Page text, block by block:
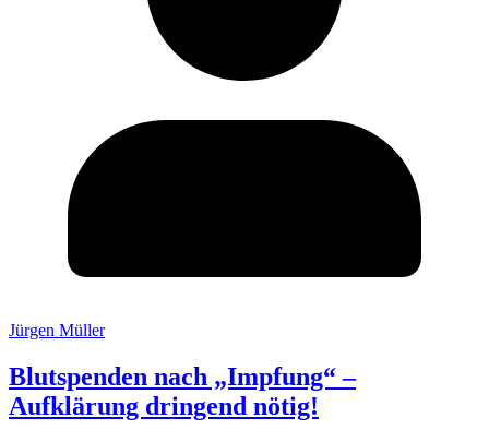
Jürgen Müller
Blutspenden nach „Impfung“ –
Aufklärung dringend nötig!